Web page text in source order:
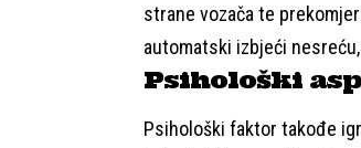
strane vozača te
automatski izbjeći
Psihološki
Psihološki faktor takođe